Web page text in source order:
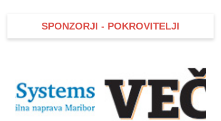
SPONZORJI - POKROVITELJI